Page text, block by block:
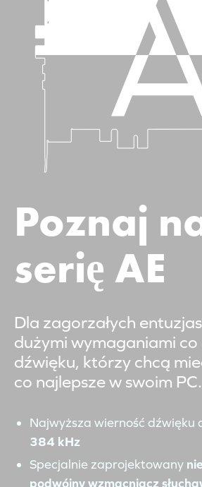
Poznaj
serię AE
Dla zagorzałych
dużymi wymaganiami co
dźwięku, którzy chcą
co najlepsze w swoim PC.
Najwyższa wierność dźwięku
384 kHz
Specjalnie zaprojektowany
podwójny wzmacniacz